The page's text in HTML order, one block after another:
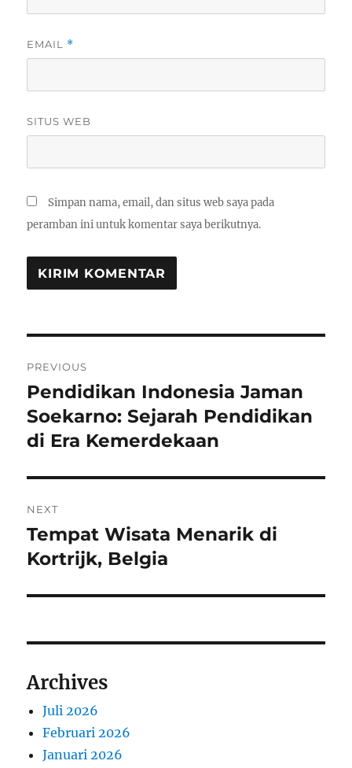
EMAIL *
SITUS WEB
Simpan nama, email, dan situs web saya pada
peramban ini untuk komentar saya berikutnya.
pos
PREVIOUS
Previous
post:
Pendidikan Indonesia Jaman
Soekarno: Sejarah Pendidikan
di Era Kemerdekaan
NEXT
Next
post:
Tempat Wisata Menarik di
Kortrijk, Belgia
Archives
Juli 2026
Februari 2026
Januari 2026